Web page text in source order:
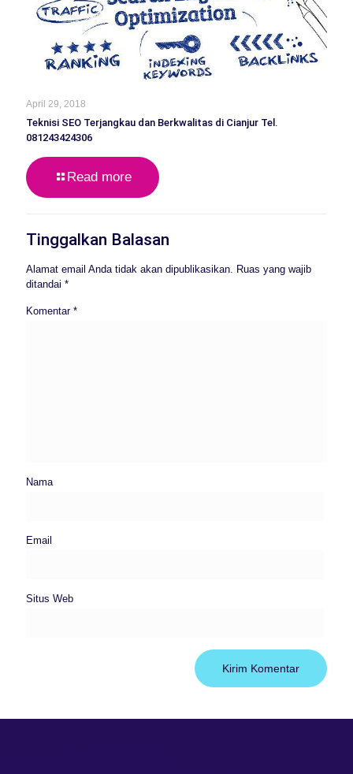
April 29, 2018
Teknisi SEO Terjangkau dan Berkwalitas di Cianjur Tel.
081243424306
Read more
Tinggalkan Balasan
Alamat email Anda tidak akan dipublikasikan. Ruas yang wajib
ditandai *
Komentar *
Nama
Email
Situs Web